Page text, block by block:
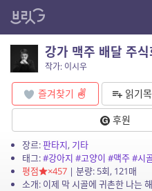
강가 맥주 배달 주
작가: 이시우
즐겨찾기 읽기
후원
장르:판타지, 기타
태그:#강아지 #고양이 #맥주#시
평점
×457| 분량: 5회, 121매